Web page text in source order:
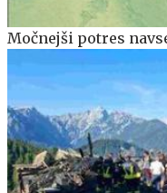
Močnejši potres